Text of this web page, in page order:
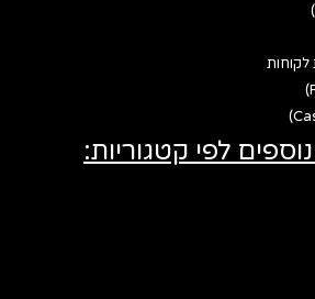
לפי קטגוריות: